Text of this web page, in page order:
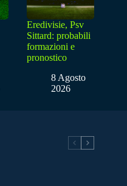
Eredivisie, Psv
Sittard: probabili
formazioni e
pronostico
8 Agosto
2026